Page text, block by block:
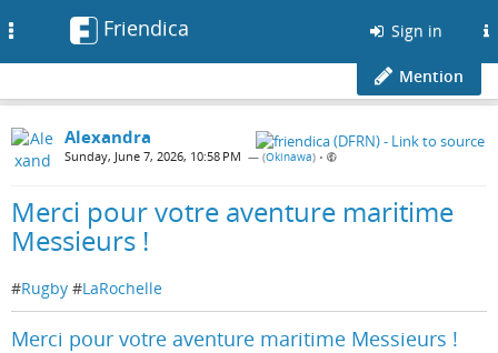
Friendica Sign in
Mention
Alexandra
Sunday, June 7, 2026, 10:58 PM — (Okinawa) •
Merci pour votre aventure maritime
Messieurs !
#Rugby #LaRochelle
Merci pour votre aventure maritime Messieurs !